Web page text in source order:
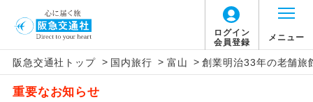
ログイン
会員登録
メニュー
阪急交通社トップ > 国内旅行 > 富山 > 創業明治33年の老舗旅
重要なお知らせ
アイコン 説明